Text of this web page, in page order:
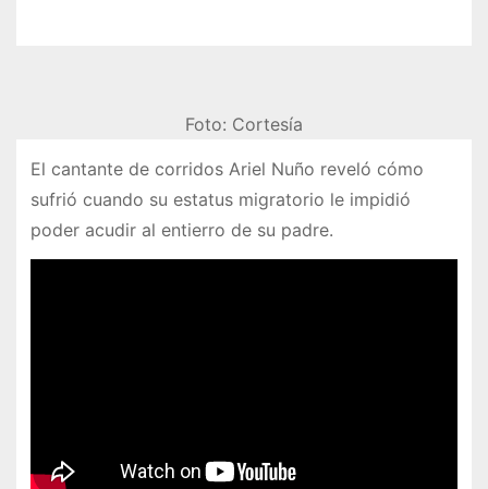
Foto: Cortesía
El cantante de corridos Ariel Nuño reveló cómo
sufrió cuando su estatus migratorio le impidió
poder acudir al entierro de su padre.